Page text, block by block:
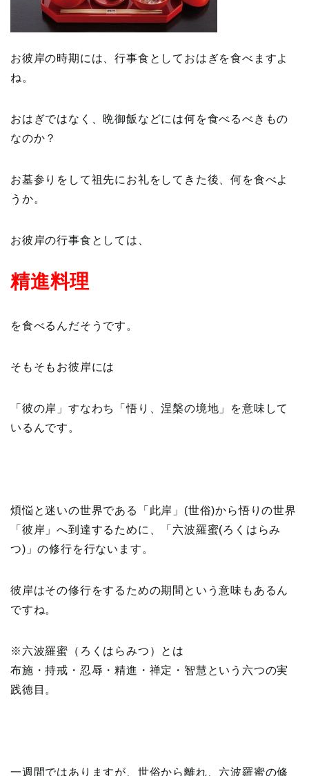
お彼岸の時期には、行事食としておはぎを食べますよ
ね。
おはぎではなく、晩御飯などには何を食べるべきもの
なのか？
お墓参りをして祖先にお礼をしてきた後、何を食べよ
うか。
お彼岸の行事食としては、
精進料理
を食べるんだそうです。
そもそもお彼岸には
「彼の岸」すなわち「悟り、涅槃の境地」を意味して
いるんです。
煩悩と迷いの世界である「此岸」(世俗)から悟りの世界
「彼岸」へ到達するために、「六波羅蜜(ろくはらみ
つ)」の修行を行ないます。
彼岸はその修行をするための期間という意味もあるん
ですね。
※六波羅蜜（ろくはらみつ）とは
布施・持戒・忍辱・精進・禅定・智慧という六つの実
践徳目。
一週間ではありますが、世俗から離れ、六波羅蜜の修